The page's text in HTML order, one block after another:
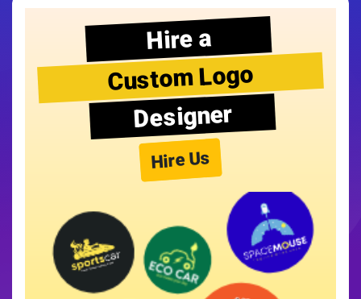
Hire a
Custom Logo
Designer
Hire Us